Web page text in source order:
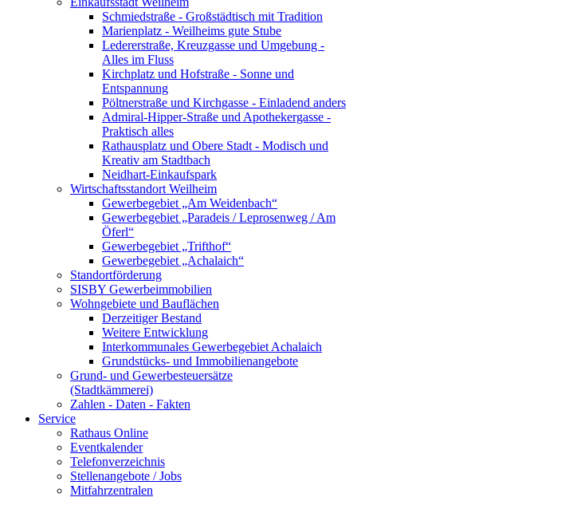
Schmiedstraße - Großstädtisch mit Tradition
Marienplatz - Weilheims gute Stube
Ledererstraße, Kreuzgasse und Umgebung -
Alles im Fluss
Kirchplatz und Hofstraße - Sonne und
Entspannung
Pöltnerstraße und Kirchgasse - Einladend anders
Admiral-Hipper-Straße und Apothekergasse -
Praktisch alles
Rathausplatz und Obere Stadt - Modisch und
Kreativ am Stadtbach
Neidhart-Einkaufspark
Wirtschaftsstandort Weilheim
Gewerbegebiet „Am Weidenbach“
Gewerbegebiet „Paradeis / Leprosenweg / Am
Öferl“
Gewerbegebiet „Trifthof“
Gewerbegebiet „Achalaich“
Standortförderung
SISBY Gewerbeimmobilien
Wohngebiete und Bauflächen
Derzeitiger Bestand
Weitere Entwicklung
Interkommunales Gewerbegebiet Achalaich
Grundstücks- und Immobilienangebote
Grund- und Gewerbesteuersätze
(Stadtkämmerei)
Zahlen - Daten - Fakten
Service
Rathaus Online
Eventkalender
Telefonverzeichnis
Stellenangebote / Jobs
Mitfahrzentralen